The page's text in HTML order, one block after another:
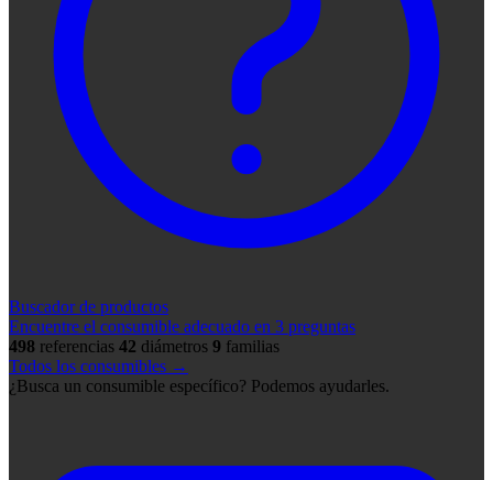
Buscador de productos
Encuentre el consumible adecuado en 3 preguntas
498 referencias 42 diámetros 9 familias
Todos los consumibles →
¿Busca un consumible específico? Podemos ayudarles.